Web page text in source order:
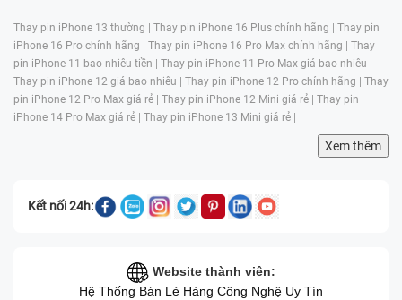
Thay pin iPhone 13 thường | Thay pin iPhone 16 Plus chính hãng | Thay pin
iPhone 16 Pro chính hãng | Thay pin iPhone 16 Pro Max chính hãng | Thay
pin iPhone 11 bao nhiêu tiền | Thay pin iPhone 11 Pro Max giá bao nhiêu |
Thay pin iPhone 12 giá bao nhiêu | Thay pin iPhone 12 Pro chính hãng | Thay
pin iPhone 12 Pro Max giá rẻ | Thay pin iPhone 12 Mini giá rẻ | Thay pin
iPhone 14 Pro Max giá rẻ | Thay pin iPhone 13 Mini giá rẻ |
Xem thêm
Kết nối 24h:
Website thành viên:
Hệ Thống Bán Lẻ Hàng Công Nghệ Uy Tín